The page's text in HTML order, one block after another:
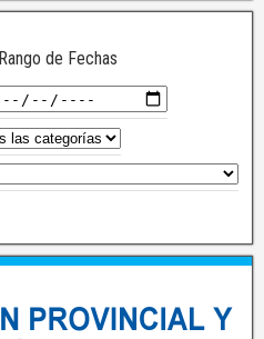
Rango de Fechas